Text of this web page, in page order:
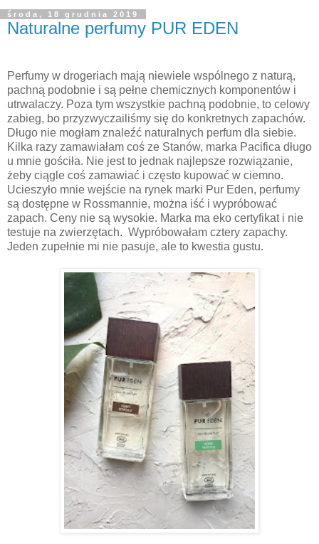
środa, 18 grudnia 2019
Naturalne perfumy PUR EDEN
Perfumy w drogeriach mają niewiele wspólnego z naturą,
pachną podobnie i są pełne chemicznych komponentów i
utrwalaczy. Poza tym wszystkie pachną podobnie, to celowy
zabieg, bo przyzwyczailiśmy się do konkretnych zapachów.
Długo nie mogłam znaleźć naturalnych perfum dla siebie.
Kilka razy zamawiałam coś ze Stanów, marka Pacifica długo
u mnie gościła. Nie jest to jednak najlepsze rozwiązanie,
żeby ciągle coś zamawiać i często kupować w ciemno.
Ucieszyło mnie wejście na rynek marki Pur Eden, perfumy
są dostępne w Rossmannie, można iść i wypróbować
zapach. Ceny nie są wysokie. Marka ma eko certyfikat i nie
testuje na zwierzętach. Wypróbowałam cztery zapachy.
Jeden zupełnie mi nie pasuje, ale to kwestia gustu.